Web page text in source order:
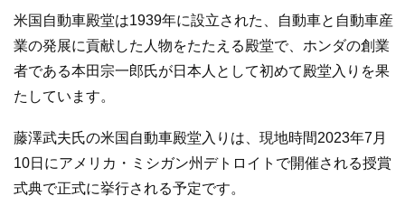
米国自動車殿堂は1939年に設立された、自動車と自動車産
業の発展に貢献した人物をたたえる殿堂で、ホンダの創業
者である本田宗一郎氏が日本人として初めて殿堂入りを果
たしています。
藤澤武夫氏の米国自動車殿堂入りは、現地時間2023年7月
10日にアメリカ・ミシガン州デトロイトで開催される授賞
式典で正式に挙行される予定です。